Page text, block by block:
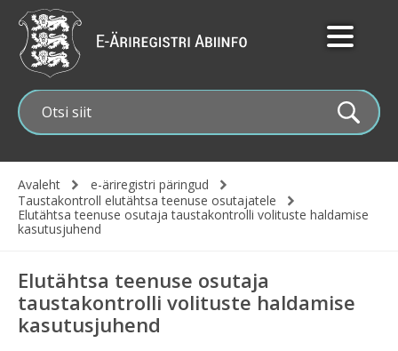
Liigu
edasi
põhisisu
juurde
Leivapuru
Avaleht
e-äriregistri päringud
Taustakontroll elutähtsa teenuse osutajatele
Elutähtsa teenuse osutaja taustakontrolli volituste haldamise
kasutusjuhend
Elutähtsa teenuse osutaja
taustakontrolli volituste haldamise
kasutusjuhend